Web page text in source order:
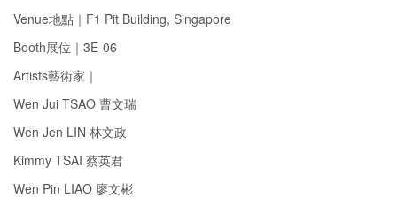
Venue地點｜F1 Pit Building, Singapore
Booth展位｜3E-06
Artists藝術家｜
Wen Jui TSAO 曹文瑞
Wen Jen LIN 林文政
Kimmy TSAI 蔡英君
Wen Pin LIAO 廖文彬